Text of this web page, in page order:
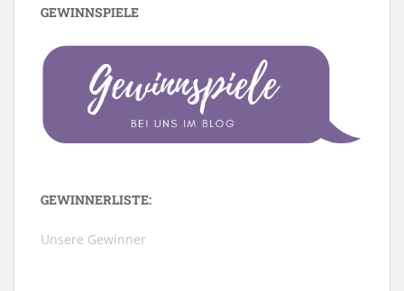
GEWINNSPIELE
GEWINNERLISTE:
Unsere Gewinner